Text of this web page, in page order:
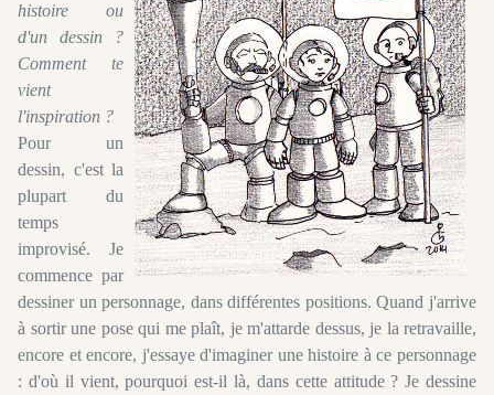
histoire ou
d'un dessin ?
Comment te
vient
l'inspiration ?
Pour un
dessin, c'est la
plupart du
temps
improvisé. Je
commence par
dessiner un personnage, dans différentes positions. Quand j'arrive
à sortir une pose qui me plaît, je m'attarde dessus, je la retravaille,
encore et encore, j'essaye d'imaginer une histoire à ce personnage
: d'où il vient, pourquoi est-il là, dans cette attitude ? Je dessine